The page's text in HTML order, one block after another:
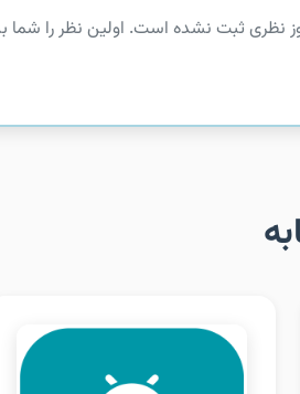
نظری ثبت نشده است. اولین نظر را شما